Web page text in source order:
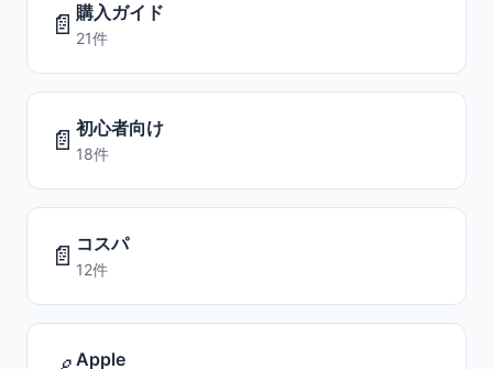
📄 購入ガイド
21件
📄 初心者向け
18件
📄 コスパ
12件
Apple